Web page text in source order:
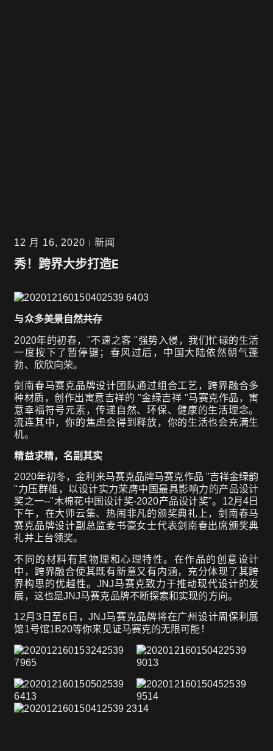
12 月 16, 2020 新闻
秀！跨界大步打造E
与众多美景自然共存
2020年的初春，"不速之客 "强势入侵，我们忙碌的生活
一度按下了暂停键；春风过后，中国大陆依然朝气蓬
勃、欣欣向荣。
剑南春马赛克品牌设计团队通过组合工艺，跨界融合多
种材质，创作出寓意吉祥的 "金绿吉祥 "马赛克作品，寓
意幸福符号元素，传递自然、环保、健康的生活理念。
流连其中，你的焦虑会得到释放，你的生活也会充满生
机。
精益求精，名副其实
2020年初冬，金利来马赛克品牌马赛克作品 "吉祥金绿韵
"力压群雄，以设计实力荣膺中国最具影响力的产品设计
奖之一--"木棉花中国设计奖-2020产品设计奖"。12月4日
下午，在大师云集、热闹非凡的颁奖典礼上，剑南春马
赛克品牌设计副总监麦书豪女士代表剑南春出席颁奖典
礼并上台领奖。
不同的材料有其物理和心理特性。在作品的创意设计
中，跨界融合使其既有新意又有内涵，充分体现了其跨
界构思的优越性。JNJ马赛克致力于推动现代设计的发
展，这也是JNJ马赛克品牌不断探索和实现的方向。
12月3日至6日，JNJ马赛克品牌将在广州设计周保利展
馆1号馆1B20等你来见证马赛克的无限可能！